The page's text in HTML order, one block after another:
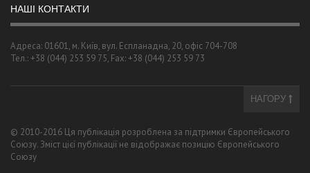
НАШІ КОНТАКТИ
Адреса: 01601, м. Київ, вул. Еспланадна, 20, офіс 704-708
Тел.: +38 (044) 253 59 75, Fax: +38 (044) 253 59 73
НАГОРУ
© 2010-2016 Ця публікація розроблена за підтримки Європейського
Союзу. Зміст цієї публікації не відображає позицію Європейського
Союзу